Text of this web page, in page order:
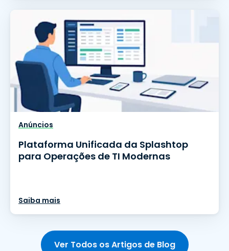
Anúncios
Plataforma Unificada da Splashtop
para Operações de TI Modernas
Saiba mais
Ver Todos os Artigos de Blog